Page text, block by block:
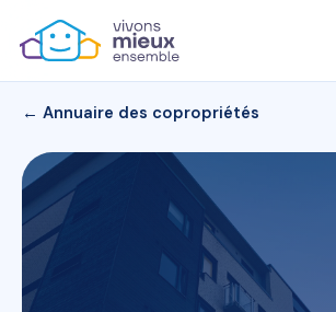
← Annuaire des copropriétés